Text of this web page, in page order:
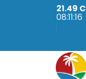
21.49 C
08:11:17